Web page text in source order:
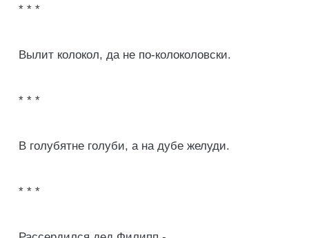
* * *
Вылит колокол, да не по-колоколовски.
* * *
В голубятне голуби, а на дубе желуди.
* * *